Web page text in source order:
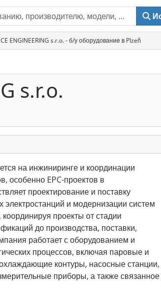
CE ENGINEERING s.r.o. - б/у оборудование в Plzeň
s.r.o.
на инжиниринге и координации
особенно EPC-проектов в
проектирование и поставку
и модернизации систем
проекты от стадии
до производства, поставки,
работает с оборудованием и
процессов, включая паровые и
контуры, насосные станции,
приборы, а также связанное